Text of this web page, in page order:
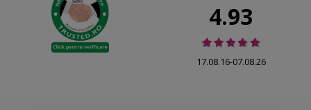
4.93
17.08.16-07.08.26